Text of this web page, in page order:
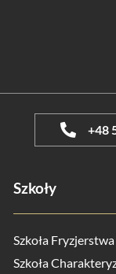
+48
Szkoły
Szkoła Fryzjerstwa
Szkoła